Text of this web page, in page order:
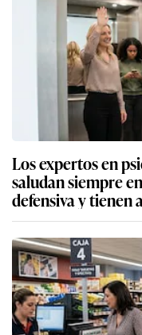
Los expertos en
saludan siempre
defensiva y tienen